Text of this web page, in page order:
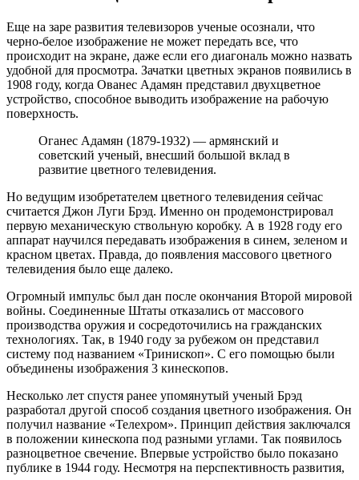
Еще на заре развития телевизоров ученые осознали, что
черно-белое изображение не может передать все, что
происходит на экране, даже если его диагональ можно назвать
удобной для просмотра. Зачатки цветных экранов появились в
1908 году, когда Ованес Адамян представил двухцветное
устройство, способное выводить изображение на рабочую
поверхность.
Оганес Адамян (1879-1932) — армянский и
советский ученый, внесший большой вклад в
развитие цветного телевидения.
Но ведущим изобретателем цветного телевидения сейчас
считается Джон Луги Брэд. Именно он продемонстрировал
первую механическую ствольную коробку. А в 1928 году его
аппарат научился передавать изображения в синем, зеленом и
красном цветах. Правда, до появления массового цветного
телевидения было еще далеко.
Огромный импульс был дан после окончания Второй мировой
войны. Соединенные Штаты отказались от массового
производства оружия и сосредоточились на гражданских
технологиях. Так, в 1940 году за рубежом он представил
систему под названием «Тринископ». С его помощью были
объединены изображения 3 кинескопов.
Несколько лет спустя ранее упомянутый ученый Брэд
разработал другой способ создания цветного изображения. Он
получил название «Телехром». Принцип действия заключался
в положении кинескопа под разными углами. Так появилось
разноцветное свечение. Впервые устройство было показано
публике в 1944 году. Несмотря на перспективность развития,